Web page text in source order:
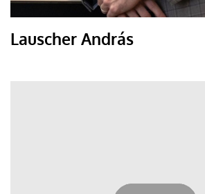
Lauscher András